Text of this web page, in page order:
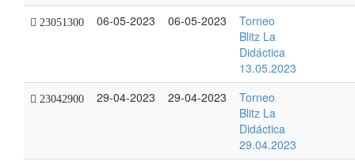
23051300 06-05-2023 06-05-2023
Torneo
Blitz La
Didáctica
13.05.2023
23042900 29-04-2023 29-04-2023
Torneo
Blitz La
Didáctica
29.04.2023